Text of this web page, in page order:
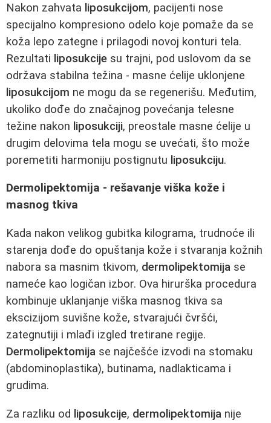
Nakon zahvata liposukcijom, pacijenti nose
specijalno kompresiono odelo koje pomaže da se
koža lepo zategne i prilagodi novoj konturi tela.
Rezultati liposukcije su trajni, pod uslovom da se
održava stabilna težina - masne ćelije uklonjene
liposukcijom ne mogu da se regenerišu. Međutim,
ukoliko dođe do značajnog povećanja telesne
težine nakon liposukciji, preostale masne ćelije u
drugim delovima tela mogu se uvećati, što može
poremetiti harmoniju postignutu liposukciju.
Dermolipektomija - rešavanje viška kože i
masnog tkiva
Kada nakon velikog gubitka kilograma, trudnoće ili
starenja dođe do opuštanja kože i stvaranja kožnih
nabora sa masnim tkivom, dermolipektomija se
nameće kao logičan izbor. Ova hirurška procedura
kombinuje uklanjanje viška masnog tkiva sa
ekscizijom suvišne kože, stvarajući čvršći,
zategnutiji i mlađi izgled tretirane regije.
Dermolipektomija se najčešće izvodi na stomaku
(abdominoplastika), butinama, nadlakticama i
grudima.
Za razliku od liposukcije, dermolipektomija nije